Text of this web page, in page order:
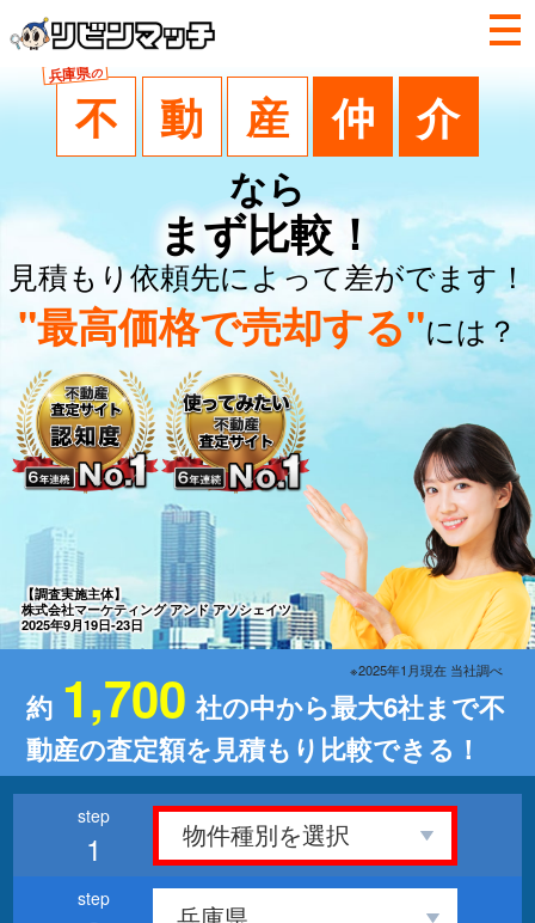
兵庫県の
不 動 産 仲 介
なら
まず比較！
見積もり依頼先によって差がでます！
"最高価格で売却する"には？
【調査実施主体】
株式会社マーケティング アンド アソシェイツ
2025年9月19日-23日
約 1,700 社の中から最大6社まで不
動産の査定額を見積もり比較できる！
※2025年1月現在 当社調べ
1